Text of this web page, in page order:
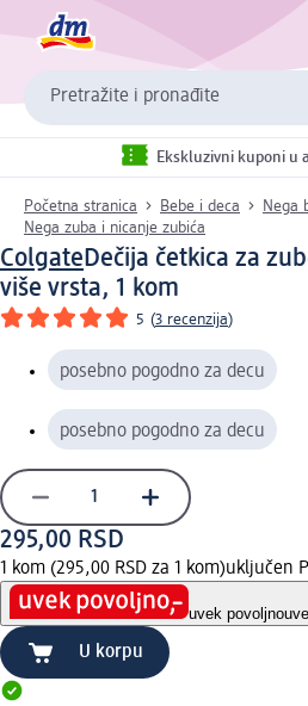
Pretražite i pronađite
Ekskluzivni kuponi u
Početna stranica Bebe i deca
Nega
Nega zuba i nicanje zubića
ColgateDečija četkica za
više vrsta, 1 kom
5 (3 recenzija)
posebno pogodno za decu
posebno pogodno za decu
295,00 RSD
1 kom (295,00 RSD za 1 kom)uključen
uvek povoljno
U korpu